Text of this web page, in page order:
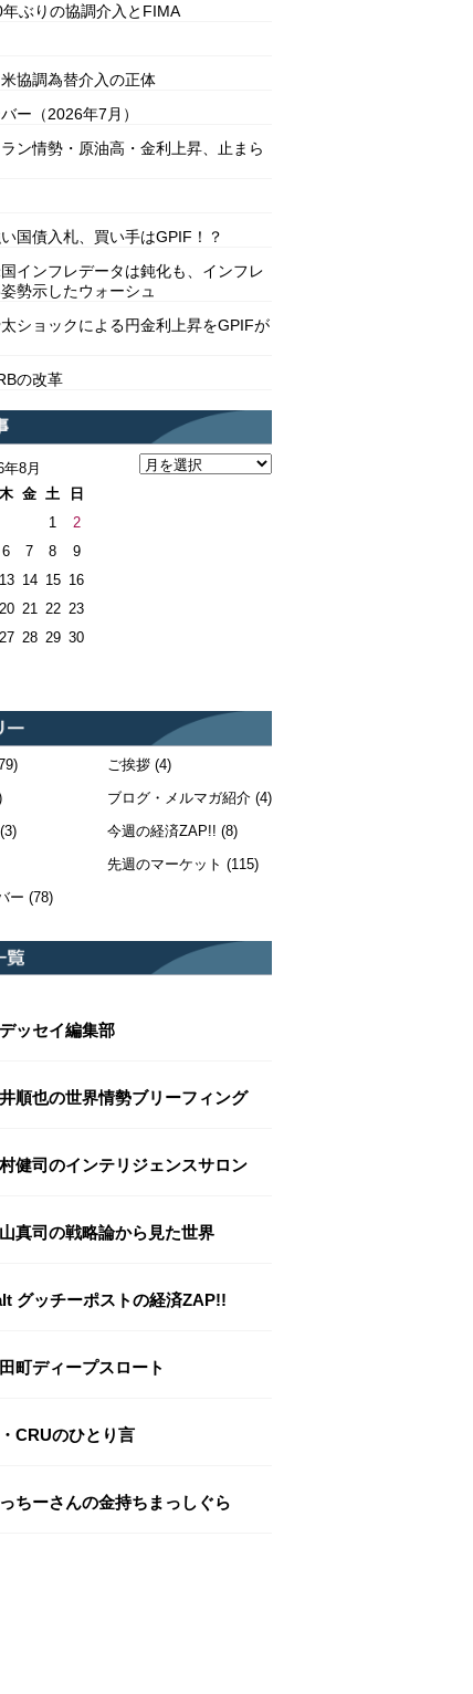
ぶりの協調介入とFIMA
協調為替介入の正体
ー（2026年7月）
ン情勢・原油高・金利上昇、止まら
国債入札、買い手はGPIF！？
インフレデータは鈍化も、インフレ
勢示したウォーシュ
ショックによる円金利上昇をGPIFが
の改革
年8月
木 金 土 日
1
2
6 7 8
9
13 14 15 16
20 21 22 23
27 28 29 30
(3)
ー (78)
ご挨拶(4)
ブログ・メルマガ紹介(4)
今週の経済ZAP!! (8)
先週のマーケット (115)
ッセイ編集部
順也の世界情勢ブリーフィング
健司のインテリジェンスサロン
真司の戦略論から見た世界
グッチーポストの経済ZAP!!
町ディープスロート
CRUのひとり言
ちーさんの金持ちまっしぐら